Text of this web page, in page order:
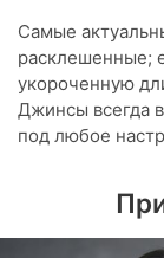
Самые
расклешенные;
укороченную
Джинсы всегда
под любое